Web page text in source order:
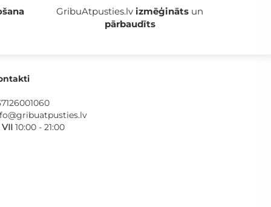
GribuAtpusties.lvizmēģināts un
pārbaudīts
VII 10:00 - 21:00